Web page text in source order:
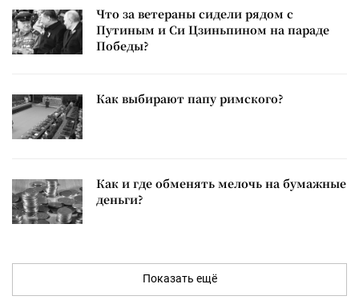
Что за ветераны сидели рядом с
Путиным и Си Цзиньпином на параде
Победы?
Как выбирают папу римского?
Как и где обменять мелочь на бумажные
деньги?
Показать ещё